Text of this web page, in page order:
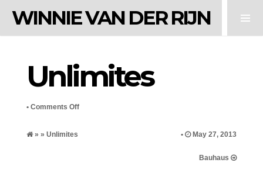
WINNIE VAN DER RIJN
Unlimites
• Comments Offon
» » Unlimites
• May 27, 2013
Bauhaus